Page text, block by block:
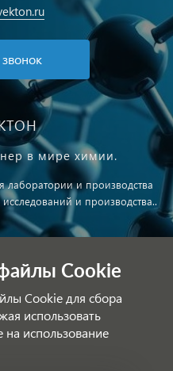
в мире химии.
и производства
и производства..
данныхCookie
Cookie для сбора
использовать
на использование